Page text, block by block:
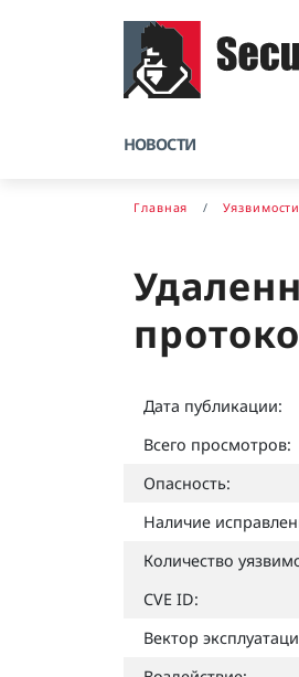
НОВОСТИ
Главная Уязвимости
Дата публикации:
Всего просмотров:
Опасность:
Наличие
Количество
CVE ID:
Вектор